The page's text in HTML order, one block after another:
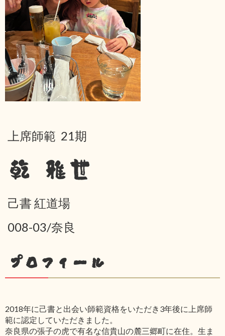
上席師範 21期
乾 雅世
己書 紅道場
008-03/奈良
プロフィール
2018年に己書と出会い師範資格をいただき3年後に上席師
範に認定していただきました。
奈良県の張子の虎で有名な信貴山の麓三郷町に在住。生ま